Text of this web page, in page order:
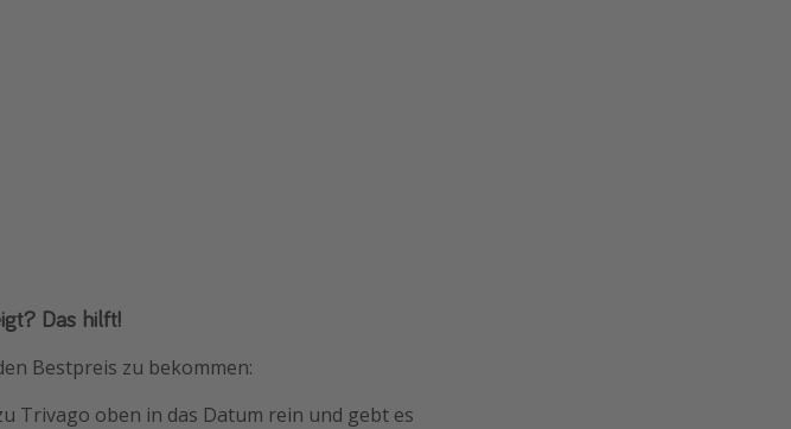
Das hilft!
Bestpreis zu bekommen:
Trivago oben in das Datum rein und gebt es